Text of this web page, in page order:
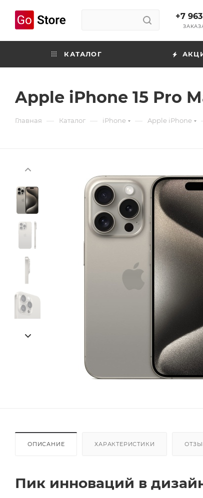
+7
КАТАЛОГ
Apple iPhone 15 Pro
Главная — Каталог — iPhone — Apple iPhone
ОПИСАНИЕ ХАРАКТЕРИСТИКИ
Пик инноваций в